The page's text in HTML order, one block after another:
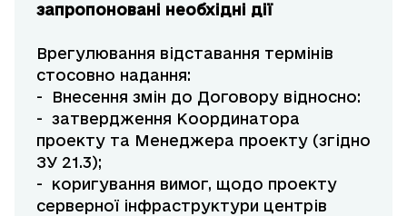
запропоновані необхідні дії
Врегулювання відставання термінів
стосовно надання:
- Внесення змін до Договору відносно:
- затвердження Координатора
проекту та Менеджера проекту (згідно
ЗУ 21.3);
- коригування вимог, щодо проекту
серверної інфраструктури центрів